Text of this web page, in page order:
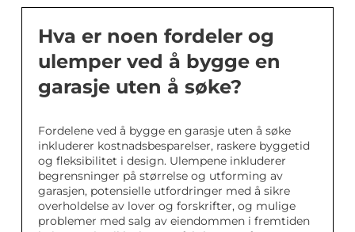
Hva er noen fordeler og
ulemper ved å bygge en
garasje uten å søke?
Fordelene ved å bygge en garasje uten å søke
inkluderer kostnadsbesparelser, raskere byggetid
og fleksibilitet i design. Ulempene inkluderer
begrensninger på størrelse og utforming av
garasjen, potensielle utfordringer med å sikre
overholdelse av lover og forskrifter, og mulige
problemer med salg av eiendommen i fremtiden